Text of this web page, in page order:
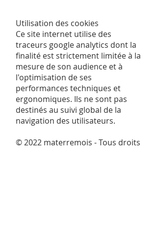
Utilisation des cookies
Ce site internet utilise des
traceurs google analytics dont la
finalité est strictement limitée à la
mesure de son audience et à
l'optimisation de ses
performances techniques et
ergonomiques. Ils ne sont pas
destinés au suivi global de la
navigation des utilisateurs.
© 2022 materremois - Tous droits